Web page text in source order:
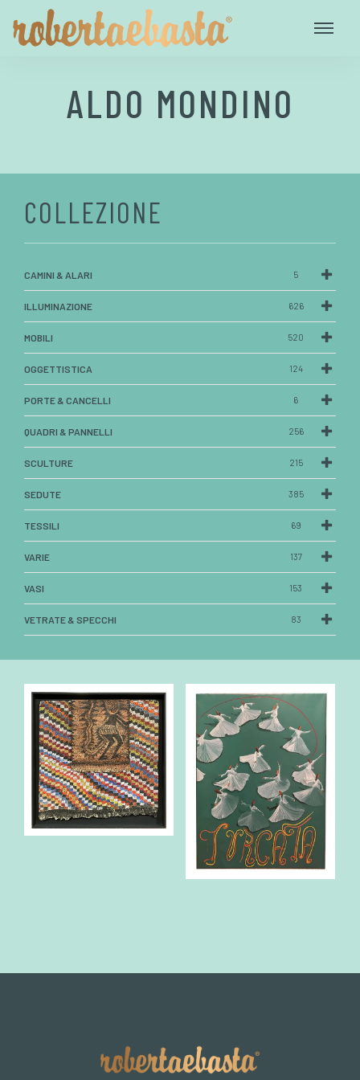
ALDO MONDINO
COLLEZIONE
CAMINI & ALARI 5
ILLUMINAZIONE 626
MOBILI 520
OGGETTISTICA 124
PORTE & CANCELLI 6
QUADRI & PANNELLI 256
SCULTURE 215
SEDUTE 385
TESSILI 69
VARIE 137
VASI 153
VETRATE & SPECCHI 83